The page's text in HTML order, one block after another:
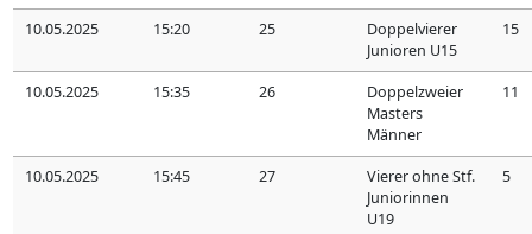
10.05.2025 15:20 25
Doppelvierer
Junioren U15
15
10.05.2025 15:35 26
Doppelzweier
Masters
Männer
11
10.05.2025 15:45 27
Vierer ohne Stf.
Juniorinnen
U19
5